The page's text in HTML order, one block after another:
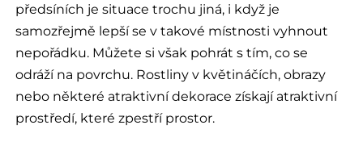
předsíních je situace trochu jiná, i když je
samozřejmě lepší se v takové místnosti vyhnout
nepořádku. Můžete si však pohrát s tím, co se
odráží na povrchu. Rostliny v květináčích, obrazy
nebo některé atraktivní dekorace získají atraktivní
prostředí, které zpestří prostor.